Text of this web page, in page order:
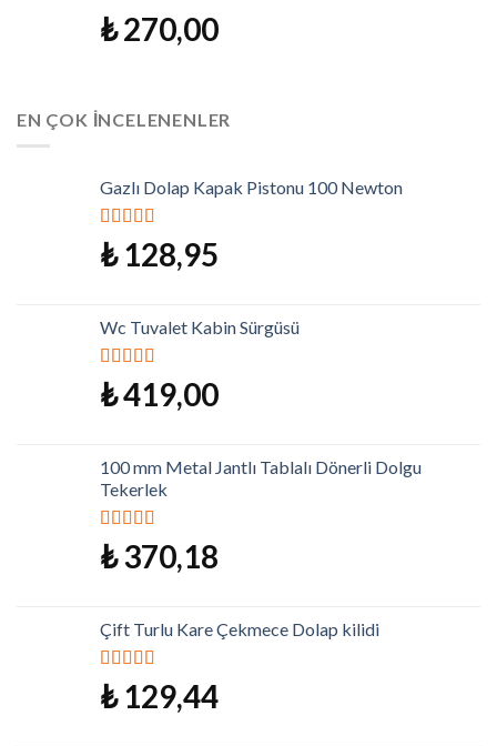
₺270,00
EN ÇOK İNCELENENLER
Gazlı Dolap Kapak Pistonu 100 Newton
5 üzerinden
5.00oy aldı
₺128,95
Wc Tuvalet Kabin Sürgüsü
5 üzerinden
5.00oy aldı
₺419,00
100 mm Metal Jantlı Tablalı Dönerli Dolgu
Tekerlek
5 üzerinden
5.00oy aldı
₺370,18
Çift Turlu Kare Çekmece Dolap kilidi
5 üzerinden
5.00oy aldı
₺129,44